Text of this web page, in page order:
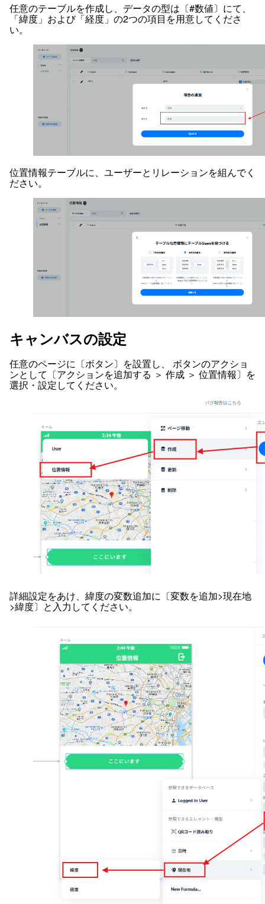
任意のテーブルを作成し、データの型は〔#数値〕にて、
「緯度」および「経度」の2つの項目を用意してくださ
い。
位置情報テーブルに、ユーザーとリレーションを組んでく
ださい。
キャンバスの設定
任意のページに〔ボタン〕を設置し、 ボタンのアクショ
ンとして〔アクションを追加する ＞ 作成 ＞ 位置情報〕を
選択・設定してください。
詳細設定をあけ、緯度の変数追加に〔変数を追加>現在地
>緯度〕と入力してください。